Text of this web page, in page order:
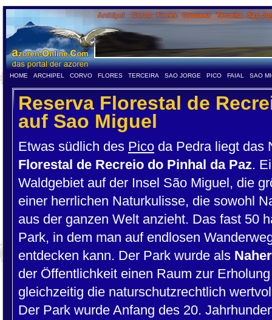
HOME ARCHIPEL CORVO FLORES TERCEIRA SAO JORGE PICO FAIAL SAO
Reserva Florestal de
auf Sao Miguel
Etwas südlich des Pico da Pedra liegt das
Florestal de Recreio do Pinhal da Paz.
Waldgebiet auf der Insel São Miguel, die
einer herrlichen Naturkulisse, die sowohl
aus der ganzen Welt anzieht. Das fast 50
Park, in dem man auf endlosen
entdecken kann. Der Park wurde als
der Öffentlichkeit einen Raum zur
gleichzeitig die naturschutzrechtlich
Der Park wurde Anfang des 20.